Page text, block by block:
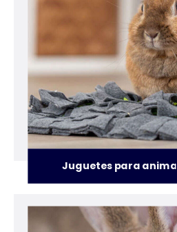
Juguetes para